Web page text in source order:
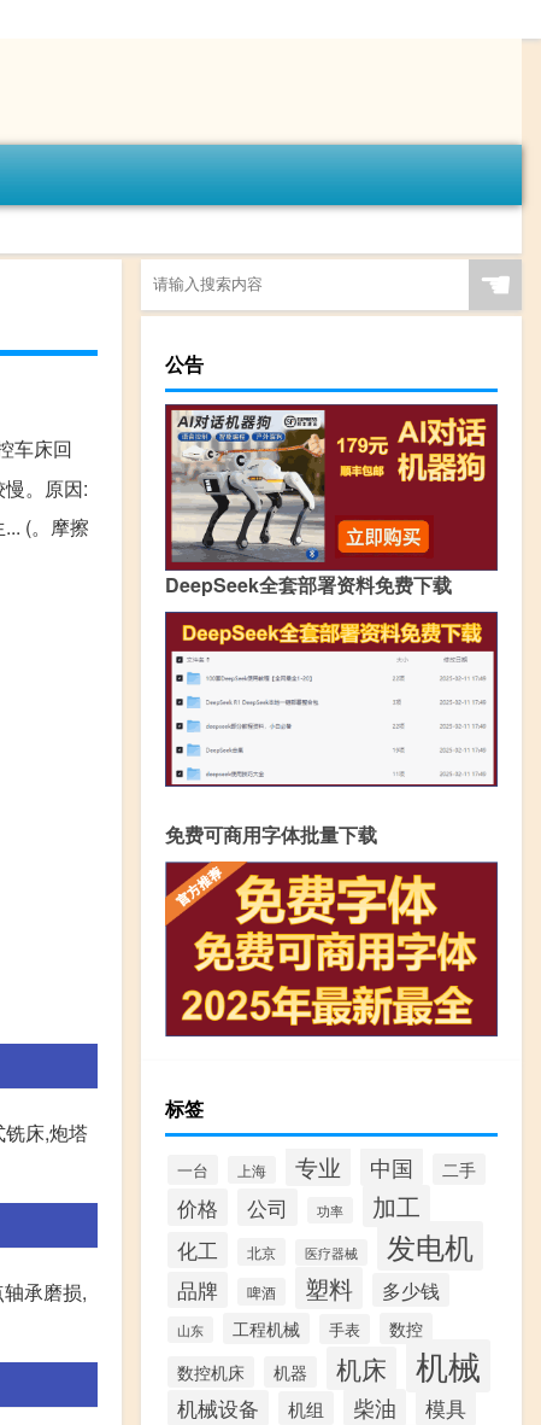
车床回
。原因:
(。摩擦
床,炮塔
承磨损,
☚
公告
DeepSeek全套部署资料免费下载
免费可商用字体批量下载
标签
一台 上海 专业 中国 二手
价格 公司 功率 加工
化工 北京 医疗器械 发电机
品牌 啤酒 塑料 多少钱
山东 工程机械 手表
数控
数控机床
机器 机床 机械
机械设备 机组 柴油 模具